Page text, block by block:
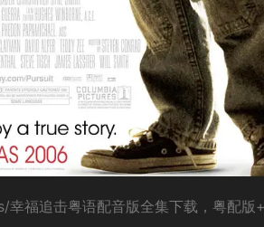
福追击粤语配音版全集下载，粤配版